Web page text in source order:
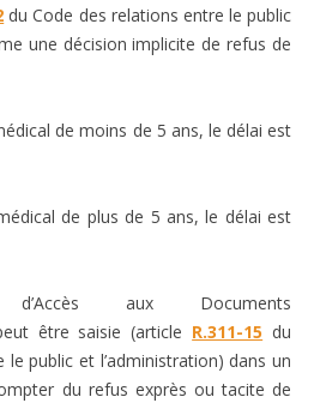
du Code des relations entre le public
une décision implicite de refus de
de moins de 5 ans, le délai est
de plus de 5 ans, le délai est
aux Documents
être saisie (article R.311-15 du
public et l’administration) dans un
du refus exprès ou tacite de